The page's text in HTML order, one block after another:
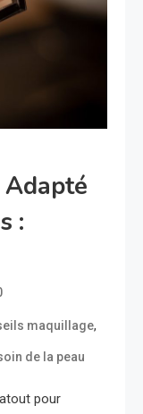
:
maquillage,
de la peau
pour